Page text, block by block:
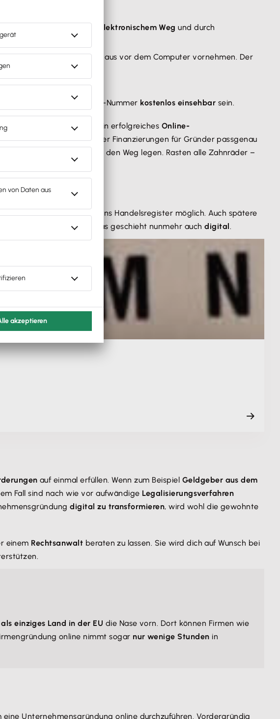
elektronischem Weg und durch
Notwendige von zu Hause
aus vor dem Computer vornehmen. Der
online einreichen.
mithilfe einer EUID-Nummer kostenlos einsehbar sein.
Maßgeblich für ein erfolgreiches Online-
Geschäftskontos oder Finanzierungen für Gründer passgenau
keine Steine in den Weg legen. Rasten alle Zahnräder –
gründen
kein Eintrag
ins Handelsregister möglich. Auch spätere
angemeldet werden – das geschieht nunmehr auchdigital.
auf einmal erfüllen. Wenn zum Beispiel Geldgeber aus dem
Fall sind nach wie vor aufwändige Legalisierungsverfahren
digital zu transformieren, wird wohl die gewohnte
einem Rechtsanwalt beraten zu lassen. Sie wird dich auf Wunsch bei
einziges Land in der EU die Nase vorn. Dort können Firmen wie
online nimmt sogar nur wenige Stunden in
eine Unternehmensgründung online durchzuführen. Vordergründig